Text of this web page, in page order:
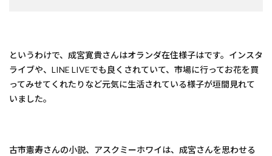
というわけで、成宮寛貴さんはオランダ在住様子はです。インスタ
ライブや、LINE LIVEでも良くされていて、市場に行ってお花を買
ってみせてくれたりなど元気に生活されている様子が垣間見れて
いました。
古市憲寿さんの小説、アスクミーホワイは、成宮さんを思わせる